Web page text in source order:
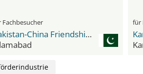
Fachbesucher
Pakistan-China Friendship Center
für